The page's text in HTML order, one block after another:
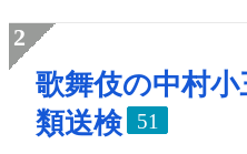
歌舞伎の中村
類送検
51